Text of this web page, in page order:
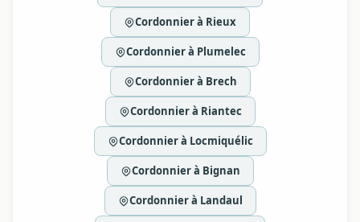
Cordonnier à Rieux
Cordonnier à Plumelec
Cordonnier à Brech
Cordonnier à Riantec
Cordonnier à Locmiquélic
Cordonnier à Bignan
Cordonnier à Landaul